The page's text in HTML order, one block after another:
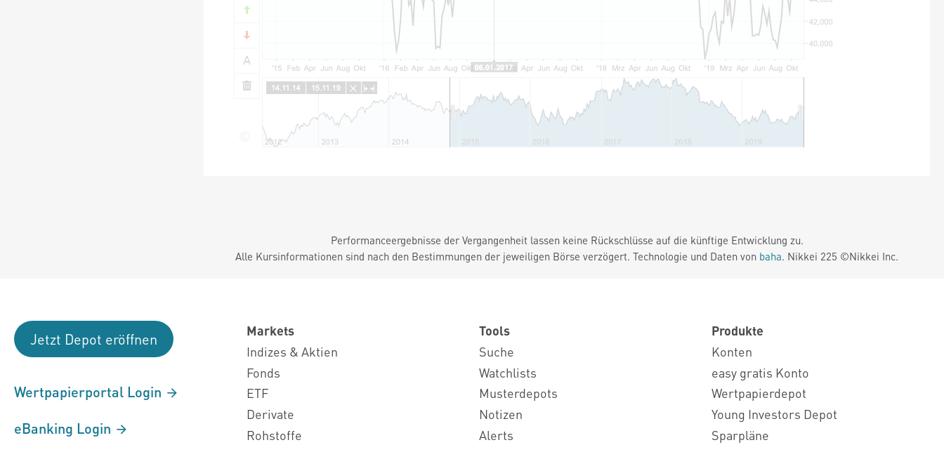
Performanceergebnisse der Vergangenheit lassen keine Rückschlüsse auf die künftige Entwicklung zu.
Alle Kursinformationen sind nach den Bestimmungen der jeweiligen Börse verzögert. Technologie und Daten von baha. Nikkei 225 ©Nikkei Inc.
Jetzt Depot eröffnen
Wertpapierportal Login
eBanking Login
Markets
Indizes & Aktien
Fonds
ETF
Derivate
Rohstoffe
Tools
Suche
Watchlists
Musterdepots
Notizen
Alerts
Produkte
Konten
easy gratis Konto
Wertpapierdepot
Young Investors Depot
Sparpläne